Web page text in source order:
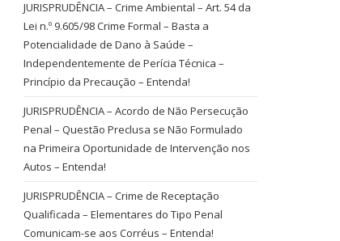
JURISPRUDÊNCIA – Crime Ambiental – Art. 54 da
Lei n.º 9.605/98 Crime Formal – Basta a
Potencialidade de Dano à Saúde –
Independentemente de Perícia Técnica –
Princípio da Precaução – Entenda!
JURISPRUDÊNCIA – Acordo de Não Persecução
Penal – Questão Preclusa se Não Formulado
na Primeira Oportunidade de Intervenção nos
Autos – Entenda!
JURISPRUDÊNCIA – Crime de Receptação
Qualificada – Elementares do Tipo Penal
Comunicam-se aos Corréus – Entenda!